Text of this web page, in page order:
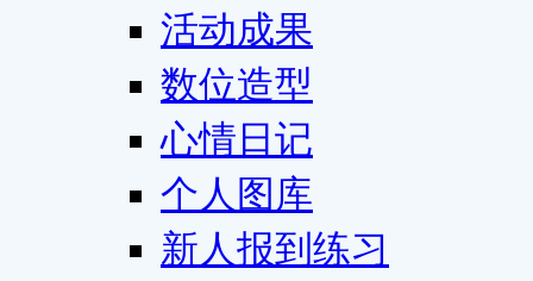
活动成果
数位造型
心情日记
个人图库
新人报到练习